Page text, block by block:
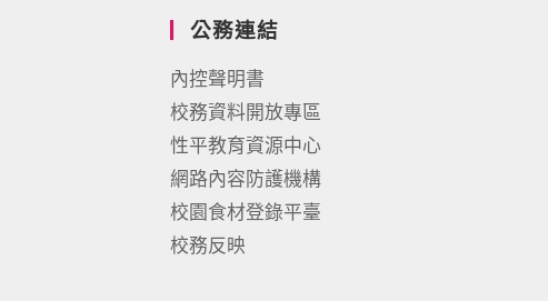
公務連結
內控聲明書
校務資料開放專區
性平教育資源中心
網路內容防護機構
校園食材登錄平臺
校務反映